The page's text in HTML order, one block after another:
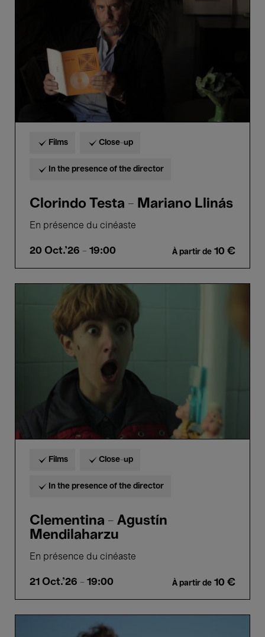
Films Close-up
In the presence of the director
Clorindo Testa - Mariano Llinás
En présence du cinéaste
20 Oct.'26 - 19:00 À partir de 10 €
Mendilaharzu
Films Close-up
In the presence of the director
Clementina - Agustín
Mendilaharzu
En présence du cinéaste
21 Oct.'26 - 19:00 À partir de 10 €